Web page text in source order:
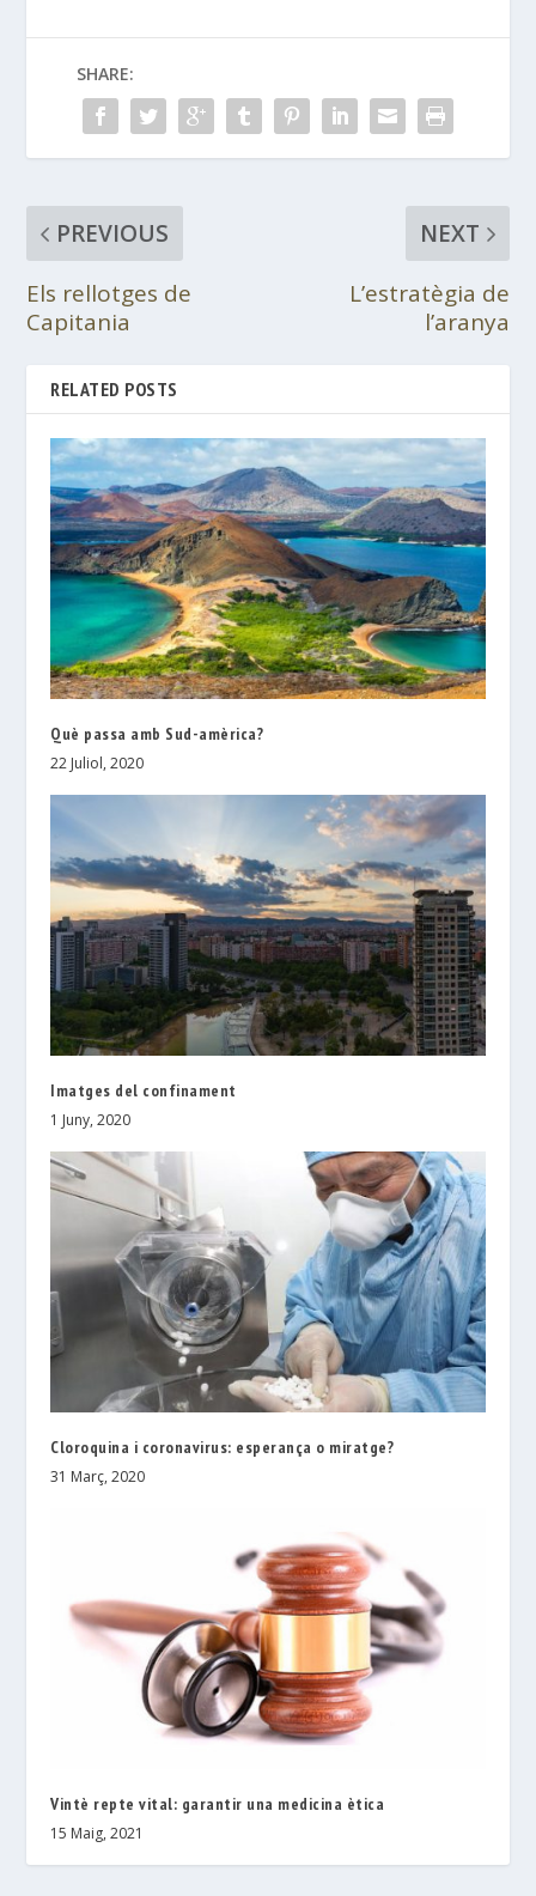
SHARE:
PREVIOUS
Els rellotges de
Capitania
NEXT
L’estratègia de
l’aranya
RELATED POSTS
Què passa amb Sud-amèrica?
22 Juliol, 2020
Imatges del confinament
1 Juny, 2020
Cloroquina i coronavirus: esperança o miratge?
31 Març, 2020
Vintè repte vital: garantir una medicina ètica
15 Maig, 2021